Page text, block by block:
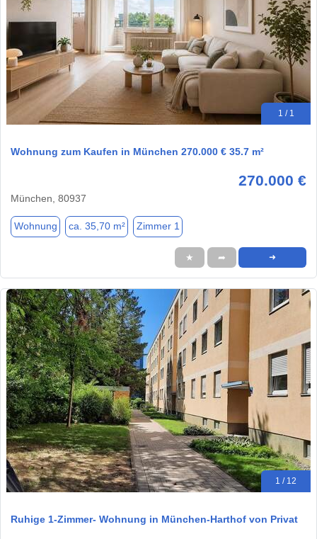
1 / 1
Wohnung zum Kaufen in München 270.000 € 35.7 m²
270.000 €
München, 80937
Wohnung ca. 35,70 m² Zimmer 1
★ ➦ ➜
1 / 12
Ruhige 1-Zimmer- Wohnung in München-Harthof von Privat